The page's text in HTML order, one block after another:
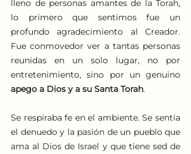
lleno de personas amantes de la Torah,
lo primero que sentimos fue un
profundo agradecimiento al Creador.
Fue conmovedor ver a tantas personas
reunidas en un solo lugar, no por
apego a Dios y a su Santa Torah.
Se respiraba fe en el ambiente. Se sentía
el denuedo y la pasión de un pueblo que
ama al Dios de Israel y que tiene sed de